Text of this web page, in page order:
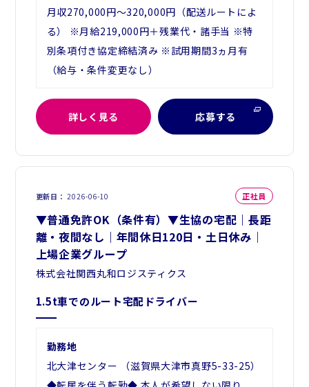
月収270,000円～320,000円（配送ルートによ
る） ※月給219,000円＋残業代・諸手当 ※特
別条項付き協定締結済み ※試用期間3ヵ月有
（給与・条件変更なし）
詳しく見る 応募する
更新日 2026-06-10 正社員
▼普通免許OK（条件有）▼生協の宅配｜長距
離・夜間なし｜年間休日120日・土日休み｜
上場企業グループ
株式会社関西丸和ロジスティクス
1.5t車でのルート宅配ドライバー
勤務地
北大津センター （滋賀県大津市真野5-33-25）